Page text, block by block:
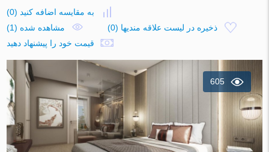
به مقایسه اضافه کنید (
0
)
ذخیره در لیست علاقه مندیها (
0
)
مشاهده شده (1)
قیمت خود را پیشنهاد دهید
605